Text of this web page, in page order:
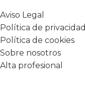
Aviso Legal
Política de privacidad
Política de cookies
Sobre nosotros
Alta profesional